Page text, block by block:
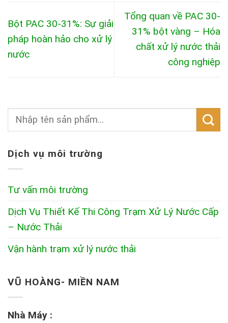
Bột PAC 30-31%: Sự giải
pháp hoàn hảo cho xử lý
nước
Tổng quan về PAC 30-
31% bột vàng – Hóa
chất xử lý nước thải
công nghiệp
Dịch vụ môi trường
Tư vấn môi trường
Dịch Vụ Thiết Kế Thi Công Trạm Xử Lý Nước Cấp
– Nước Thải
Vận hành trạm xử lý nước thải
VŨ HOÀNG- MIỀN NAM
Nhà Máy :